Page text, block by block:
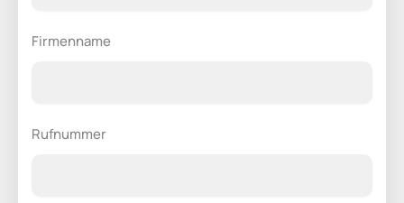
Firmenname
Rufnummer